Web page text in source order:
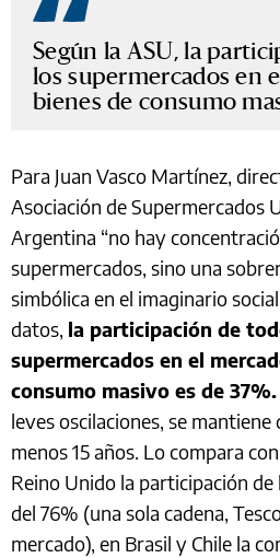
Según la ASU, la
los supermercados en
bienes de consumo
Para Juan Vasco Martínez,
Asociación de Supermercados
Argentina “no hay
supermercados, sino una
simbólica en el imaginario
datos, la participación de
supermercados en el
consumo masivo es de 37%.
leves oscilaciones, se mantiene
menos 15 años. Lo compara
Reino Unido la participación
del 76% (una sola cadena,
mercado), en Brasil y Chile la